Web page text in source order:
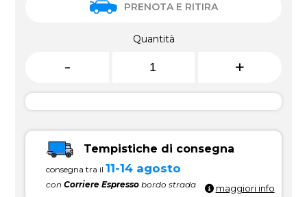
PRENOTA E RITIRA
Quantità
- +
Tempistiche di consegna
consegna tra il 11-14 agosto
conCorriere Espresso bordo strada maggiori info